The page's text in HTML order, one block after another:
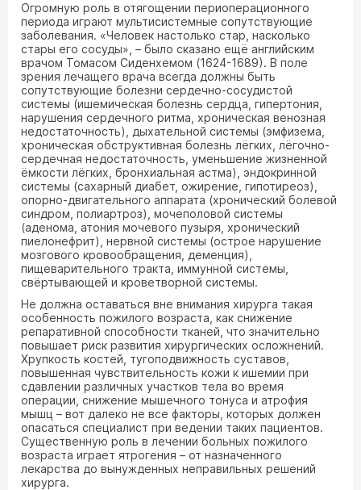
Огромную роль в отягощении периоперационного
периода играют мультисистемные сопутствующие
заболевания. «Человек настолько стар, насколько
стары его сосуды», – было сказано ещё английским
врачом Томасом Сиденхемом (1624-1689). В поле
зрения лечащего врача всегда должны быть
сопутствующие болезни сердечно-сосудистой
системы (ишемическая болезнь сердца, гипертония,
нарушения сердечного ритма, хроническая венозная
недостаточность), дыхательной системы (эмфизема,
хроническая обструктивная болезнь лёгких, лёгочно-
сердечная недостаточность, уменьшение жизненной
ёмкости лёгких, бронхиальная астма), эндокринной
системы (сахарный диабет, ожирение, гипотиреоз),
опорно-двигательного аппарата (хронический болевой
синдром, полиартроз), мочеполовой системы
(аденома, атония мочевого пузыря, хронический
пиелонефрит), нервной системы (острое нарушение
мозгового кровообращения, деменция),
пищеварительного тракта, иммунной системы,
свёртывающей и кроветворной системы.
Не должна оставаться вне внимания хирурга такая
особенность пожилого возраста, как снижение
репаративной способности тканей, что значительно
повышает риск развития хирургических осложнений.
Хрупкость костей, тугоподвижность суставов,
повышенная чувствительность кожи к ишемии при
сдавлении различных участков тела во время
операции, снижение мышечного тонуса и атрофия
мышц – вот далеко не все факторы, которых должен
опасаться специалист при ведении таких пациентов.
Существенную роль в лечении больных пожилого
возраста играет ятрогения – от назначенного
лекарства до вынужденных неправильных решений
хирурга.